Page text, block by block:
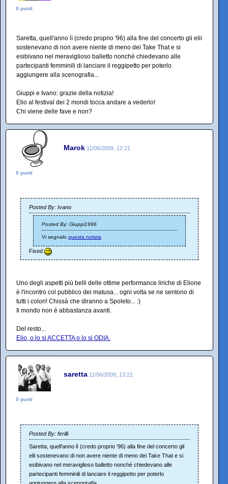
0 punti
Saretta, quell'anno lì (credo proprio '96) alla fine del concerto gli elii
sostenevano di non avere niente di meno dei Take That e si
esibivano nel meraviglioso balletto nonchè chiedevano alle
partecipanti femminili di lanciare il reggipetto per poterlo
aggiungere alla scenografia...
Giuppi e Ivano: grazie della notizia!
Elio al festival dei 2 mondi tocca andare a vederlo!
Chi viene delle fave e non?
Marok 11/06/2009, 12:21
0 punti
Posted By: Ivano
Posted By: Giuppi1996
Vi segnalo questa notizia
Fixed
Uno degli aspetti più belli delle ottime performance liriche di Elione
è l'incontro col pubblico dei matusa... ogni volta se ne sentono di
tutti i colori! Chissà che diranno a Spoleto... :)
Il mondo non è abbastanza avanti.
Del resto...
Elio, o lo si ACCETTA o lo si ODIA.
saretta 11/06/2009, 13:21
0 punti
Posted By: ferilli
Saretta, quell'anno lì (credo proprio '96) alla fine del concerto gli
elii sostenevano di non avere niente di meno dei Take That e si
esibivano nel meraviglioso balletto nonchè chiedevano alle
partecipanti femminili di lanciare il reggipetto per poterlo